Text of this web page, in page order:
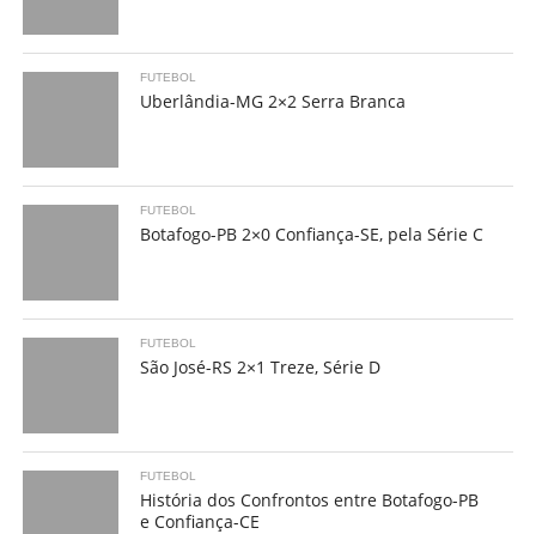
FUTEBOL
Uberlândia-MG 2×2 Serra Branca
FUTEBOL
Botafogo-PB 2×0 Confiança-SE, pela Série C
FUTEBOL
São José-RS 2×1 Treze, Série D
FUTEBOL
História dos Confrontos entre Botafogo-PB
e Confiança-CE